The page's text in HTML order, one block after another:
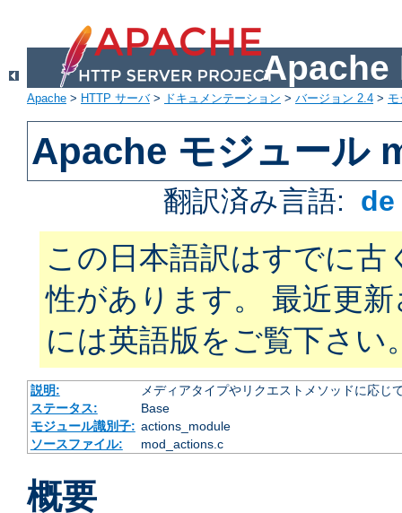
Apache
Apache > HTTP サーバ> ドキュメンテーション > バージョン 2.4 >
Apache モジュール
翻訳済み言語:
この日本語訳はすでに古
性があります。 最近更
には英語版をご覧下さい
説明:
メディアタイプやリクエストメソッドに応じ
ステータス:
Base
モジュール識別子: actions_module
ソースファイル:
mod_actions.c
概要